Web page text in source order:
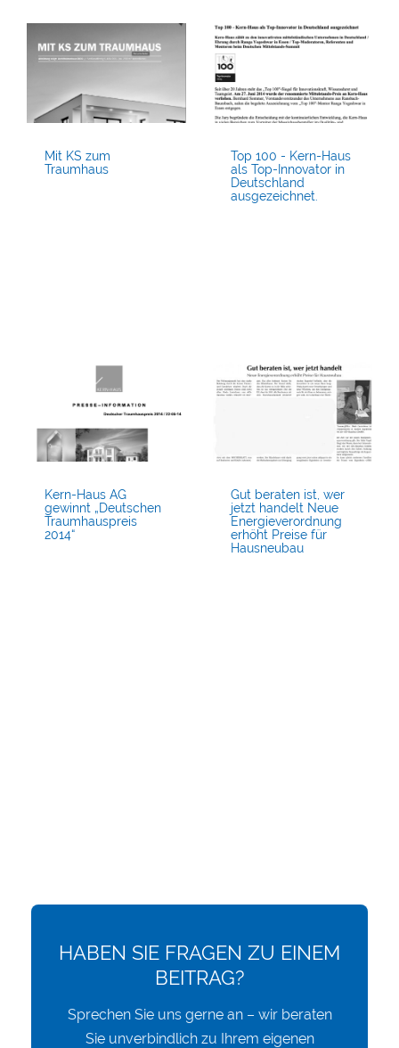
Mit KS zum
Traumhaus
Top 100 - Kern-Haus
als Top-Innovator in
Deutschland
ausgezeichnet.
Kern-Haus AG
gewinnt „Deutschen
Traumhauspreis
2014“
Gut beraten ist, wer
jetzt handelt Neue
Energieverordnung
erhöht Preise für
Hausneubau
HABEN SIE FRAGEN ZU EINEM
BEITRAG?
Sprechen Sie uns gerne an – wir beraten
Sie unverbindlich zu Ihrem eigenen